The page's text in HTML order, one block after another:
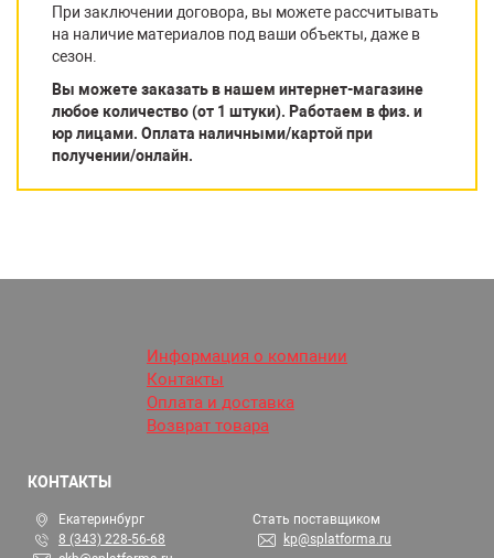
При заключении договора, вы можете рассчитывать
на наличие материалов под ваши объекты, даже в
сезон.
Вы можете заказать в нашем интернет-магазине
любое количество (от 1 штуки). Работаем в физ. и
юр лицами. Оплата наличными/картой при
получении/онлайн.
Информация о компании
Контакты
Оплата и доставка
Возврат товара
КОНТАКТЫ
Екатеринбург
8 (343) 228-56-68
Стать поставщиком
kp@splatforma.ru